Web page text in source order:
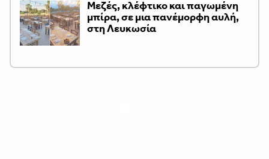
Μεζές, κλέφτικο και παγωμένη
μπίρα, σε μια πανέμορφη αυλή,
στη Λευκωσία